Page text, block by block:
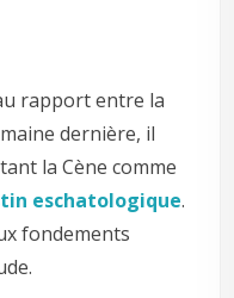
rapport entre la
dernière, il
la Cène comme
eschatologique.
fondements